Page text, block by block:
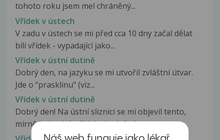
tohoto roku jsem mel chráněný...
Vřídek v ústech
V zadu v ústech se mi před cca 10 dny začal dělat
bílí vřídek - vypadající jako...
Vřídek v ústní dutině
Dobrý den, na jazyku se mi utvořil zvláštní útvar.
Jde o “prasklinu” (viz...
Vřídek v ústní dutině
Dobrý den! Na ústní sliznici se mi objevil tento,
mírně bolestivý, vřídek, doplněný...